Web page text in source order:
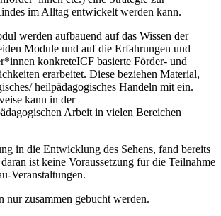
im Alltag entwickelt werden kann.
werden aufbauend auf das Wissen der
Module und auf die Erfahrungen und
konkreteICF basierte Förder- und
erarbeitet. Diese beziehen Material,
heilpädagogisches Handeln mit ein.
kann in der
Arbeit in vielen Bereichen
in die Entwicklung des Sehens, fand bereits
ist keine Voraussetzung für die Teilnahme
Veranstaltungen.
nur zusammen gebucht werden.